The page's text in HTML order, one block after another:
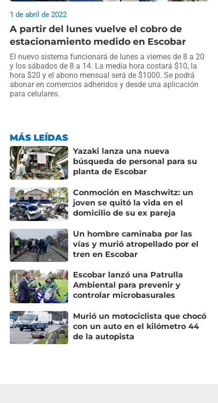
A partir del lunes vuelve el cobro de
estacionamiento medido en Escobar
1 de abril de 2022
El nuevo sistema funcionará de lunes a viernes de 8 a 20
y los sábados de 8 a 14. La media hora costará $10, la
hora $20 y el abono mensual será de $1000. Se podrá
abonar en comercios adheridos y desde una aplicación
para celulares.
MÁS LEÍDAS
Yazaki lanza una nueva
búsqueda de personal para su
planta de Escobar
Conmoción en Maschwitz: un
joven se quitó la vida en el
domicilio de su ex pareja
Un hombre caminaba por las
vías y murió atropellado por el
tren en Escobar
Escobar lanzó una Patrulla
Ambiental para prevenir y
controlar microbasurales
Murió un motociclista que chocó
con un auto en el kilómetro 44
de la autopista